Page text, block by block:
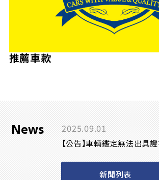
推薦車款
News 2025.09.01
【公告】車輛鑑定無法出具
新聞列表